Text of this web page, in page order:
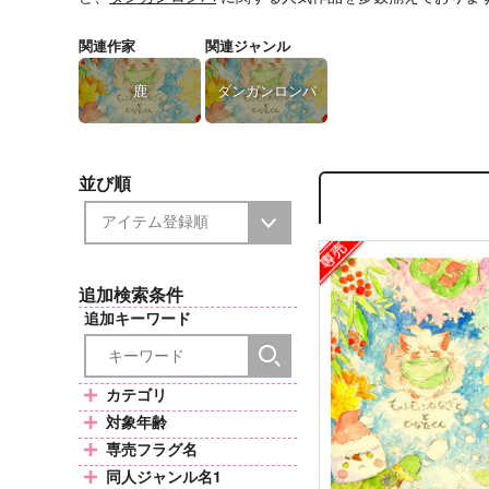
関連作家
鹿
関連ジャンル
ダンガンロンパ
並び順
追加検索条件
追加キーワード
カテゴリ
対象年齢
専売フラグ名
同人ジャンル名1